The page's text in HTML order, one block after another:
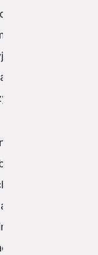
najpierw
dla naszego
jakie narzędzia
możemy
debugowania,
funkcji
wartości
przerwania